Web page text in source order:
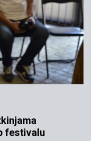
festivalu